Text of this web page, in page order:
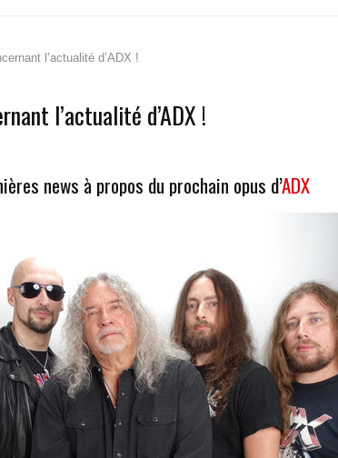
l’actualité d’ADX !
l’actualité d’ADX !
news à propos du prochain opus d’ADX